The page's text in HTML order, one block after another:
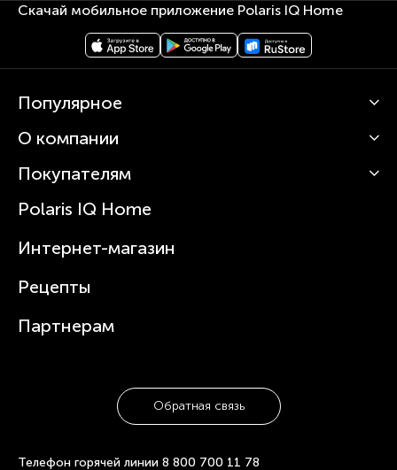
Скачай мобильное приложение Polaris IQ Home
Популярное
Кофемашины
Вертикальные пылесосы
Зубные щетки и ирригаторы
Увлажнители
Посуда
О компании
О Polaris
Статьи
Покупателям
Сервисные центры
Где купить
Polaris IQ Home
Интернет-магазин
Рецепты
Партнерам
Обратная связь
Телефон горячей линии 8 800 700 11 78